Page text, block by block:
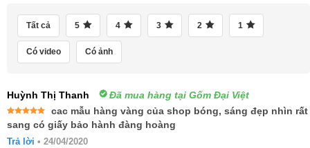
Tất cả 5 4 3 2 1
Có video Có ảnh
Huỳnh Thị Thanh Đã mua hàng tại Gốm Đại Việt
Được xếp
hạng5 5
sao
cac mẫu hàng vàng của shop bóng, sáng đẹp nhìn rất
sang có giấy bảo hành đàng hoàng
Trả lời • 24/04/2020